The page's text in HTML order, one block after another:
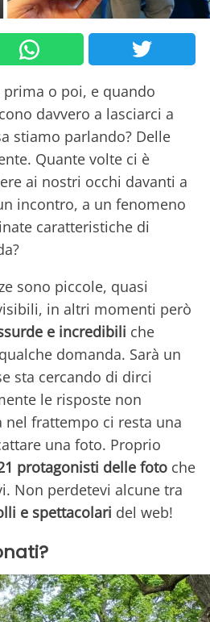
o poi, e quando
davvero a lasciarci a
stiamo parlando? Delle
Quante volte ci è
ai nostri occhi davanti a
incontro, a un fenomeno
caratteristiche di
sono piccole, quasi
in altri momenti però
e incredibili che
domanda. Sarà un
sta cercando di dirci
le risposte non
frattempo ci resta una
una foto. Proprio
protagonisti delle foto che
Non perdetevi alcune tra
e spettacolari del web!